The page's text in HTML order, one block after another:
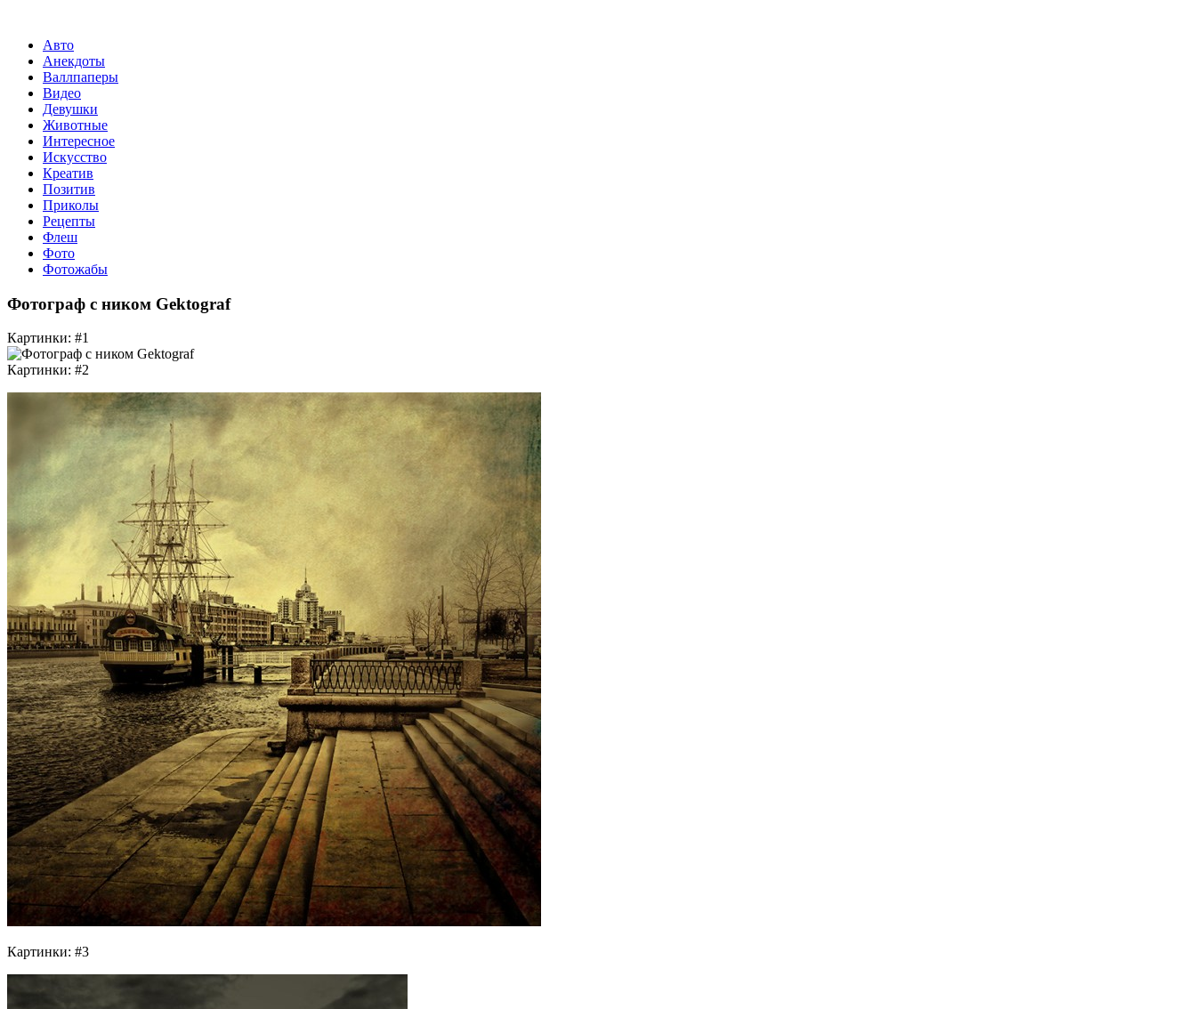
Авто
Анекдоты
Валлпаперы
Видео
Девушки
Животные
Интересное
Искусство
Креатив
Позитив
Приколы
Рецепты
Флеш
Фото
Фотожабы
Фотограф с ником Gektograf
Картинки: #1
Картинки: #2
Картинки: #3